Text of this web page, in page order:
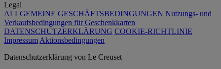
Legal
ALLGEMEINE GESCHÄFTSBEDINGUNGEN Nutzungs- und
Verkaufsbedingungen für Geschenkkarten
DATENSCHUTZERKLÄRUNG COOKIE-RICHTLINIE
ImpressumAktionsbedingungen
Datenschutz­erklärung von Le Creuset